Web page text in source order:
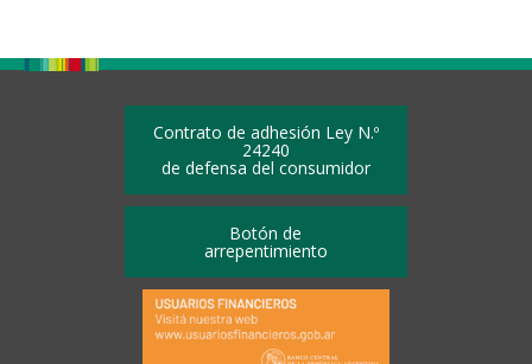
Contrato de adhesión Ley N.º
24240
de defensa del consumidor
Botón de
arrepentimiento